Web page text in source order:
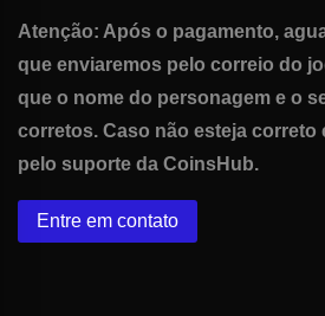
Atenção: Após o pagamento,
que enviaremos pelo correio do
que o nome do personagem e o
corretos. Caso não esteja correto
pelo suporte da CoinsHub.
Entre em contato